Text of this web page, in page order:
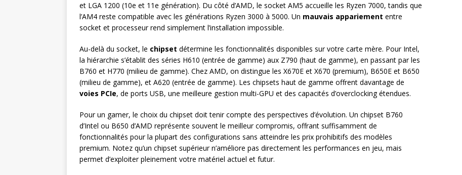
et LGA 1200 (10e et 11e génération). Du côté d’AMD, le socket AM5 accueille les Ryzen 7000, tandis que
l’AM4 reste compatible avec les générations Ryzen 3000 à 5000. Un mauvais appariement entre
socket et processeur rend simplement l’installation impossible.
Au-delà du socket, le chipset détermine les fonctionnalités disponibles sur votre carte mère. Pour Intel,
la hiérarchie s’établit des séries H610 (entrée de gamme) aux Z790 (haut de gamme), en passant par les
B760 et H770 (milieu de gamme). Chez AMD, on distingue les X670E et X670 (premium), B650E et B650
(milieu de gamme), et A620 (entrée de gamme). Les chipsets haut de gamme offrent davantage de
voies PCIe, de ports USB, une meilleure gestion multi-GPU et des capacités d’overclocking étendues.
Pour un gamer, le choix du chipset doit tenir compte des perspectives d’évolution. Un chipset B760
d’Intel ou B650 d’AMD représente souvent le meilleur compromis, offrant suffisamment de
fonctionnalités pour la plupart des configurations sans atteindre les prix prohibitifs des modèles
premium. Notez qu’un chipset supérieur n’améliore pas directement les performances en jeu, mais
permet d’exploiter pleinement votre matériel actuel et futur.